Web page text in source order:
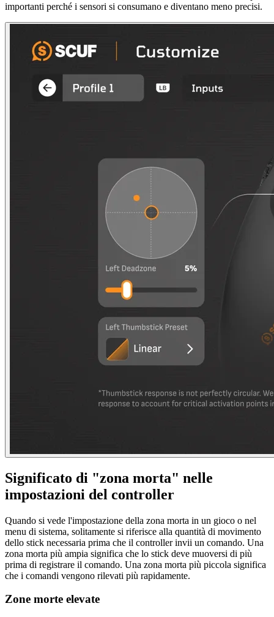
importanti perché i sensori si consumano e diventano meno precisi.
Significato di "zona morta" nelle
impostazioni del controller
Quando si vede l'impostazione della zona morta in un gioco o nel
menu di sistema, solitamente si riferisce alla quantità di movimento
dello stick necessaria prima che il controller invii un comando. Una
zona morta più ampia significa che lo stick deve muoversi di più
prima di registrare il comando. Una zona morta più piccola significa
che i comandi vengono rilevati più rapidamente.
Zone morte elevate